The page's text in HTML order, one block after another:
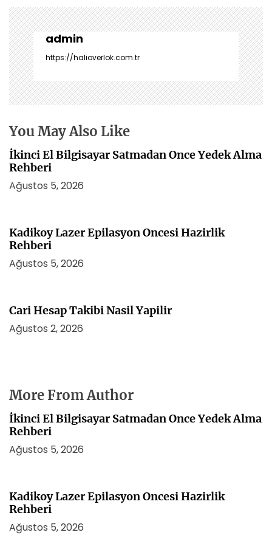
g
e
z
i
n
m
e
i
admin
https://halioverlok.com.tr
You May Also Like
İkinci El Bilgisayar Satmadan Once Yedek Alma
Rehberi
Ağustos 5, 2026
Kadikoy Lazer Epilasyon Oncesi Hazirlik
Rehberi
Ağustos 5, 2026
Cari Hesap Takibi Nasil Yapilir
Ağustos 2, 2026
More From Author
İkinci El Bilgisayar Satmadan Once Yedek Alma
Rehberi
Ağustos 5, 2026
Kadikoy Lazer Epilasyon Oncesi Hazirlik
Rehberi
Ağustos 5, 2026